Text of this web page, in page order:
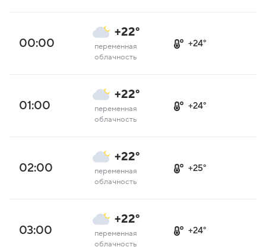
00:00
+22°
переменная
облачность
+24°
01:00
+22°
переменная
облачность
+24°
02:00
+22°
переменная
облачность
+25°
03:00
+22°
переменная
облачность
+24°